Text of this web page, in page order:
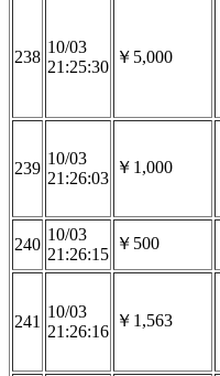
238
10/03
21:25:30
￥5,000
239
10/03
21:26:03
￥1,000
240
10/03
21:26:15
￥500
241
10/03
21:26:16
￥1,563